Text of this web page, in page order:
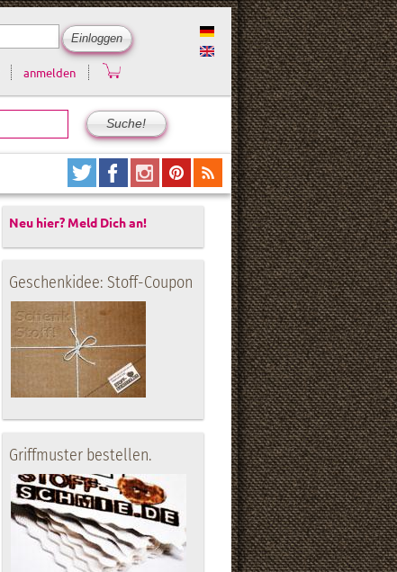
anmelden
Neu hier? Meld Dich an!
Geschenkidee: Stoff-Coupon
Griffmuster bestellen.